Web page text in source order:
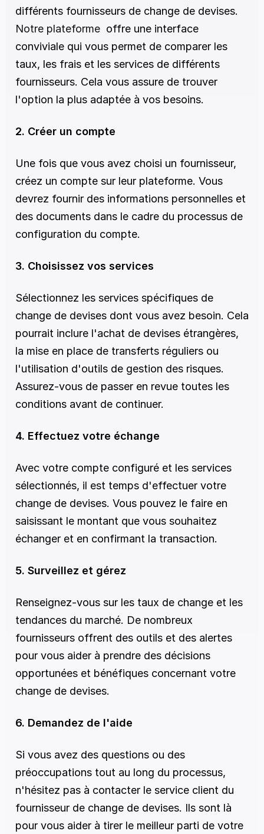
Notre plateforme offre une interface
conviviale qui vous permet de comparer les
taux, les frais et les services de différents
fournisseurs. Cela vous assure de trouver
l'option la plus adaptée à vos besoins.
2. Créer un compte
Une fois que vous avez choisi un fournisseur,
créez un compte sur leur plateforme. Vous
devrez fournir des informations personnelles et
des documents dans le cadre du processus de
configuration du compte.
3. Choisissez vos services
Sélectionnez les services spécifiques de
change de devises dont vous avez besoin. Cela
pourrait inclure l'achat de devises étrangères,
la mise en place de transferts réguliers ou
l'utilisation d'outils de gestion des risques.
Assurez-vous de passer en revue toutes les
conditions avant de continuer.
4. Effectuez votre échange
Avec votre compte configuré et les services
sélectionnés, il est temps d'effectuer votre
change de devises. Vous pouvez le faire en
saisissant le montant que vous souhaitez
échanger et en confirmant la transaction.
5. Surveillez et gérez
Renseignez-vous sur les taux de change et les
tendances du marché. De nombreux
fournisseurs offrent des outils et des alertes
pour vous aider à prendre des décisions
opportunées et bénéfiques concernant votre
change de devises.
6. Demandez de l'aide
Si vous avez des questions ou des
préoccupations tout au long du processus,
n'hésitez pas à contacter le service client du
fournisseur de change de devises. Ils sont là
pour vous aider à tirer le meilleur parti de votre